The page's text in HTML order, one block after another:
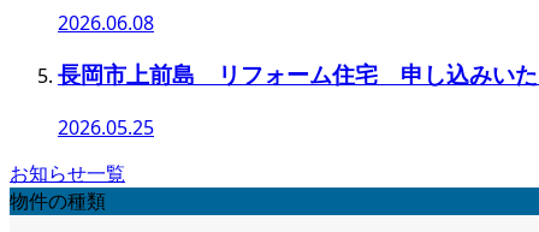
2026.06.08
長岡市上前島 リフォーム住宅 申し込みいた
2026.05.25
お知らせ一覧
物件の種類